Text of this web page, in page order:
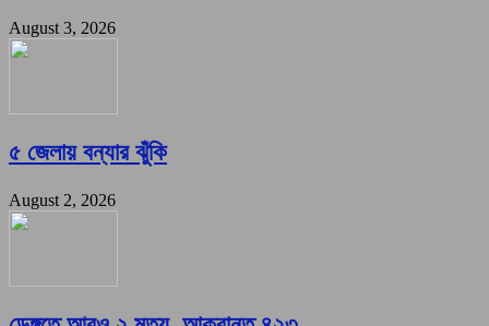
August 3, 2026
৫ জেলায় বন্যার ঝুঁকি
August 2, 2026